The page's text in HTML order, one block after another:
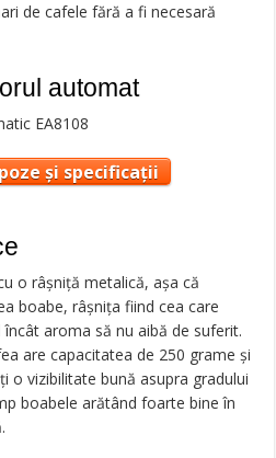
de cafele fără a fi necesară
automat
și specificații
o râșniță metalică, așa că
boabe, râșnița fiind cea care
aroma să nu aibă de suferit.
are capacitatea de 250 grame și
o vizibilitate bună asupra gradului
boabele arătând foarte bine în